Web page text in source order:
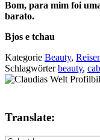
Bom, para mim foi
barato.
Bjos e tchau
Kategorie Beauty,
Schlagwörterbeauty,
Translate: